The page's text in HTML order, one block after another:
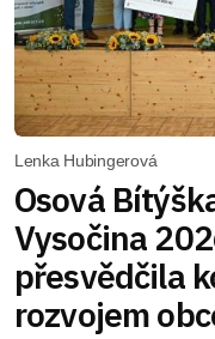
Lenka Hubingerová
Osová
Vysočina
přesvědčila
rozvojem